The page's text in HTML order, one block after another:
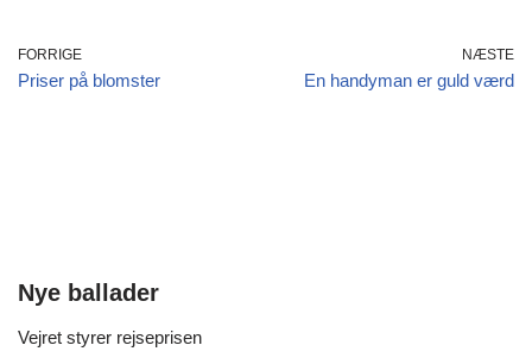
FORRIGE
Priser på blomster
NÆSTE
En handyman er guld værd
Nye ballader
Vejret styrer rejseprisen